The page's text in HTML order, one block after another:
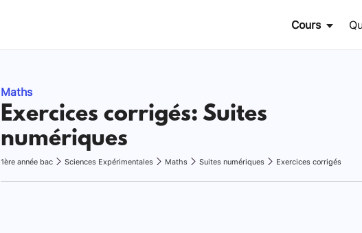
Cours
Maths
Exercices corrigés: Suites
numériques
1ère année bac Sciences Expérimentales Maths Suites numériques Exercices corrigés